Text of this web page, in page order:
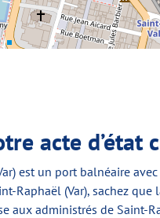
acte
est un port balnéaire
Raphaël (Var), sachez
aux administrés de Saint-